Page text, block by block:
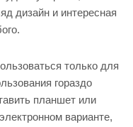
дизайн и интересная
только для
гораздо
планшет или
варианте,